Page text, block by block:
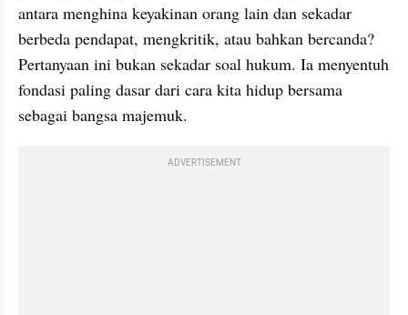
antara menghina keyakinan orang lain dan sekadar
berbeda pendapat, mengkritik, atau bahkan bercanda?
Pertanyaan ini bukan sekadar soal hukum. Ia menyentuh
fondasi paling dasar dari cara kita hidup bersama
sebagai bangsa majemuk.
ADVERTISEMENT